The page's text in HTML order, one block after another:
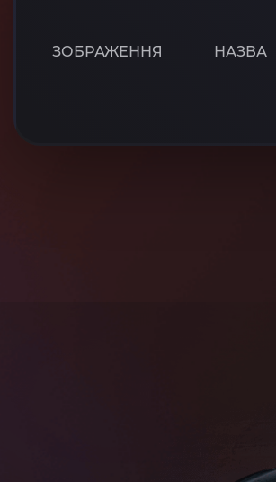
ЗОБРАЖЕННЯ НАЗВА